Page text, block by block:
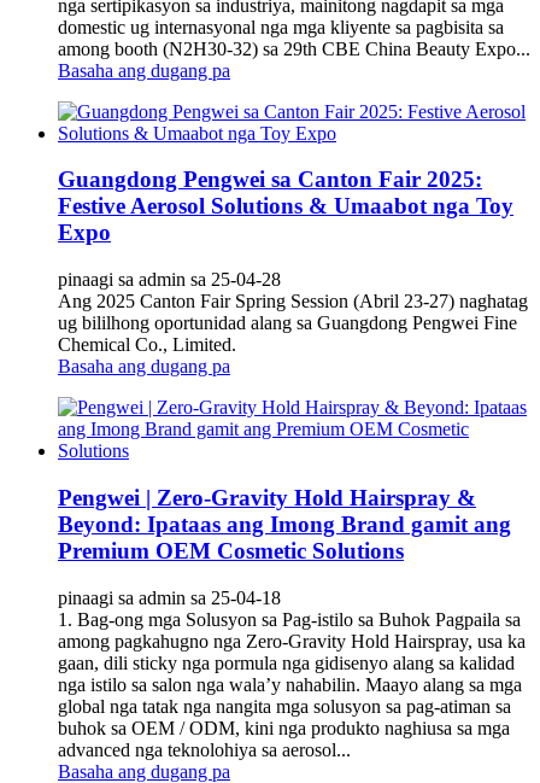
nga sertipikasyon sa industriya, mainitong nagdapit sa mga
domestic ug internasyonal nga mga kliyente sa pagbisita sa
among booth (‌N2H30-32‌) sa ‌29th CBE China Beauty Expo...
Basaha ang dugang pa
Guangdong Pengwei sa Canton Fair 2025:
Festive Aerosol Solutions & Umaabot nga Toy
Expo
pinaagi sa admin sa 25-04-28
Ang 2025 Canton Fair Spring Session (Abril 23-27) naghatag
ug bililhong oportunidad alang sa Guangdong Pengwei Fine
Chemical Co., Limited.
Basaha ang dugang pa
Pengwei | Zero-Gravity Hold Hairspray &
Beyond: Ipataas ang Imong Brand gamit ang
Premium OEM Cosmetic Solutions
pinaagi sa admin sa 25-04-18
1. Bag-ong mga Solusyon sa Pag-istilo sa Buhok‌ Pagpaila sa
among pagkahugno nga ‌Zero-Gravity Hold Hairspray‌, usa ka
gaan, dili sticky nga pormula nga gidisenyo alang sa kalidad
nga istilo sa salon nga wala’y nahabilin. Maayo alang sa mga
global nga tatak nga nangita mga solusyon sa pag-atiman sa
buhok sa OEM / ODM, kini nga produkto naghiusa sa mga
advanced nga teknolohiya sa aerosol...
Basaha ang dugang pa